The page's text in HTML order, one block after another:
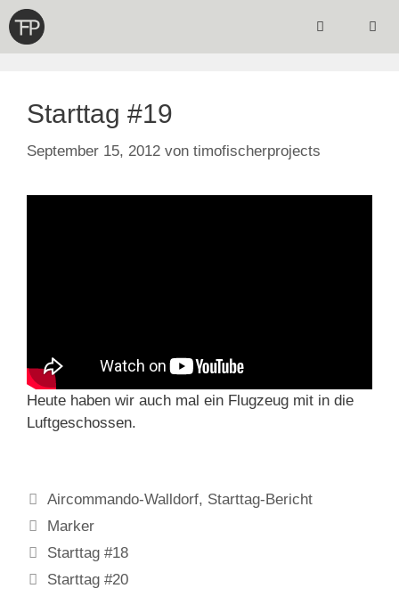
Zum
Inhalt
springen
Starttag #19
September 15, 2012 von timofischerprojects
Heute haben wir auch mal ein Flugzeug mit in die
Luftgeschossen.
Kategorien
Aircommando-Walldorf, Starttag-Bericht
Schlagwörter
Marker
Starttag #18
Starttag #20